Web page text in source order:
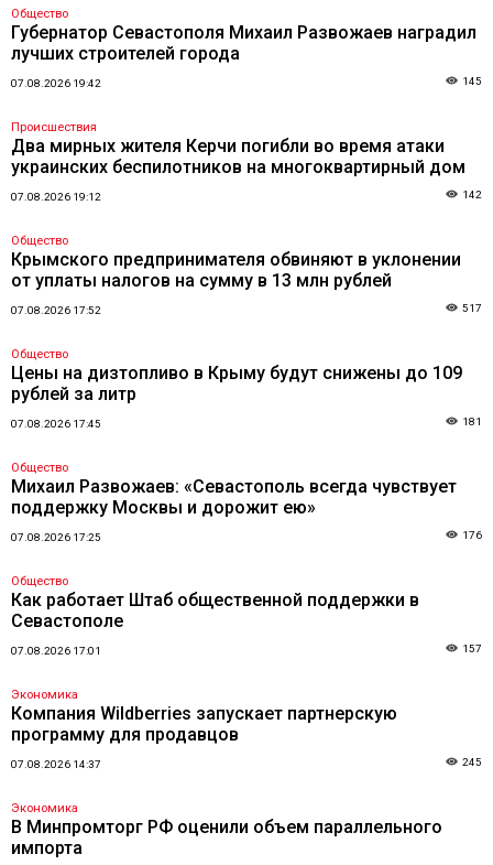
Общество
Губернатор Севастополя Михаил Развожаев наградил
лучших строителей города
07.08.2026 19:42 145
Происшествия
Два мирных жителя Керчи погибли во время атаки
украинских беспилотников на многоквартирный дом
07.08.2026 19:12 142
Общество
Крымского предпринимателя обвиняют в уклонении
от уплаты налогов на сумму в 13 млн рублей
07.08.2026 17:52 517
Общество
Цены на дизтопливо в Крыму будут снижены до 109
рублей за литр
07.08.2026 17:45 181
Общество
Михаил Развожаев: «Севастополь всегда чувствует
поддержку Москвы и дорожит ею»
07.08.2026 17:25 176
Общество
Как работает Штаб общественной поддержки в
Севастополе
07.08.2026 17:01 157
Экономика
Компания Wildberries запускает партнерскую
программу для продавцов
07.08.2026 14:37 245
Экономика
В Минпромторг РФ оценили объем параллельного
импорта